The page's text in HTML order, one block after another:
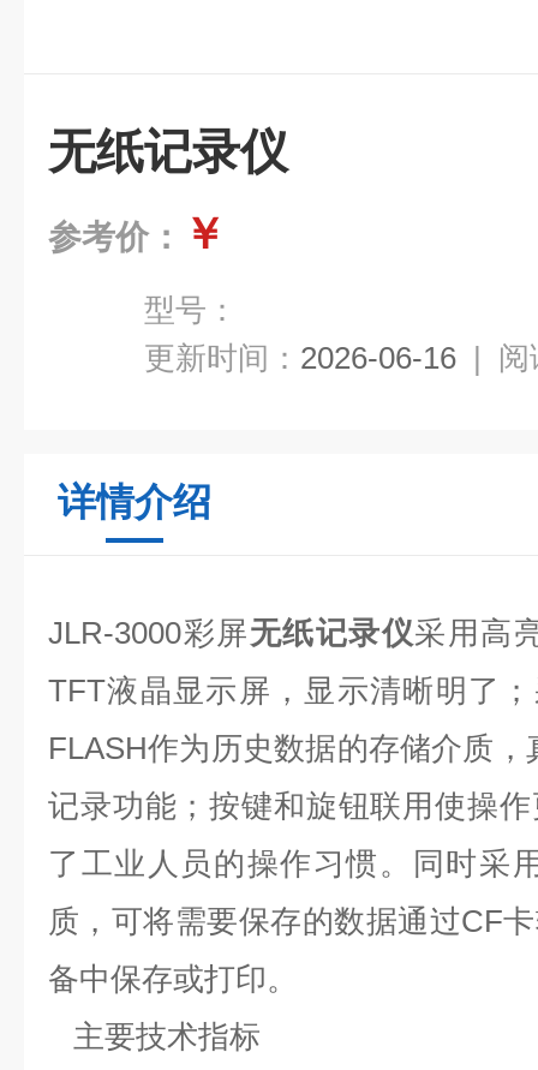
无纸记录仪
参考价： ￥
型号：
更新时间： 2026-06-16 | 阅
详情介绍
JLR-3000彩屏无纸记录仪采用高
TFT液晶显示屏，显示清晰明了
FLASH作为历史数据的存储介质，
记录功能；按键和旋钮联用使操
了工业人员的操作习惯。同时采
质，可将需要保存的数据通过CF
备中保存或打印。
主要技术指标